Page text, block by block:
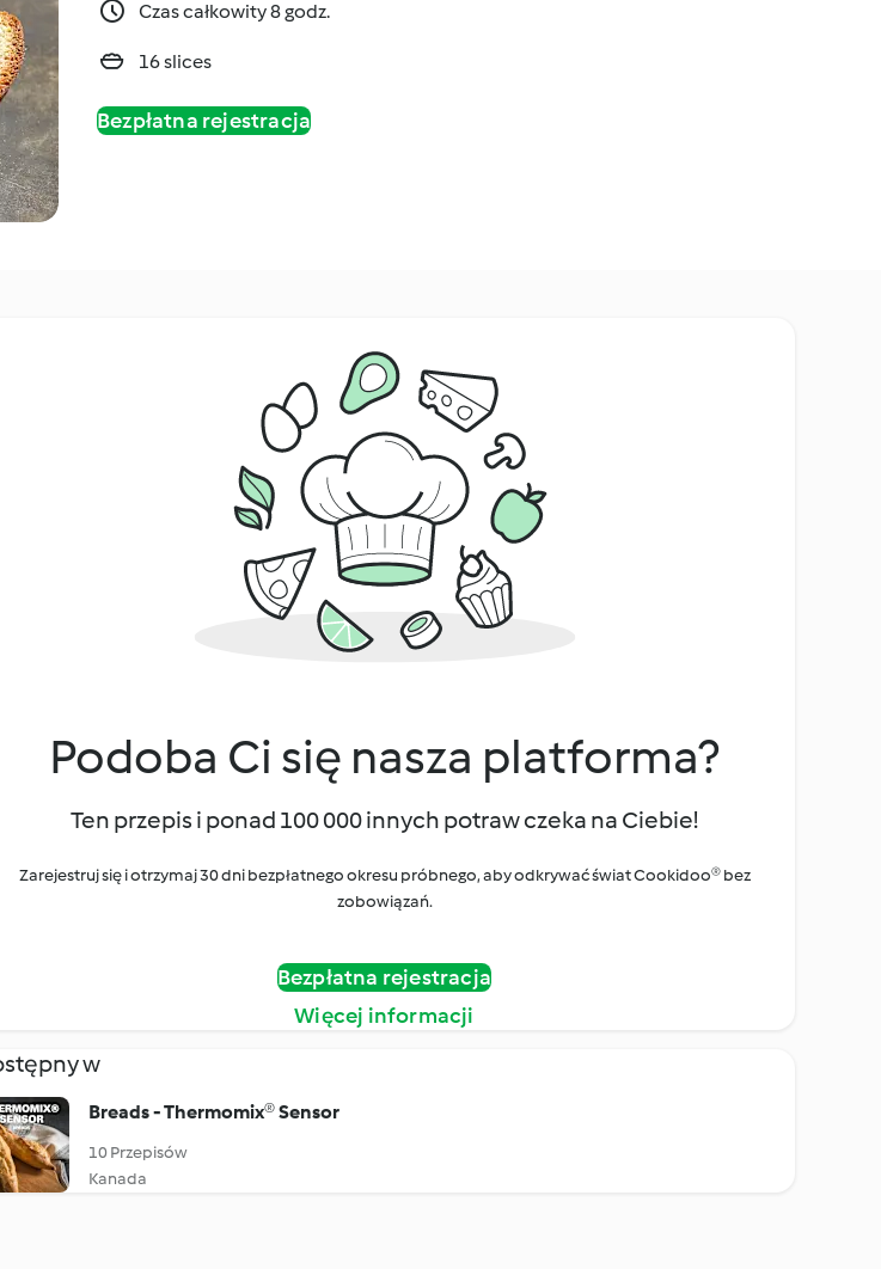
Czas całkowity 8 godz.
16 slices
Bezpłatna rejestracja
Podoba Ci się nasza platforma?
Ten przepis i ponad 100 000 innych potraw czeka na Ciebie!
Zarejestruj się i otrzymaj 30 dni bezpłatnego okresu próbnego, aby odkrywać świat Cookidoo® bez
zobowiązań.
Bezpłatna rejestracja
Więcej informacji
w
Breads - Thermomix® Sensor
10 Przepisów
Kanada